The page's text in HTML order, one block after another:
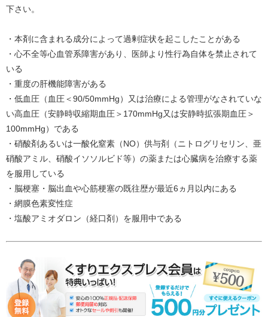
下さい。
・本剤に含まれる成分によって過剰症状を起こしたことがある
・心不全等心血管系障害があり、医師より性行為自体を禁止されて
いる
・重度の肝機能障害がある
・低血圧（血圧＜90/50mmHg）又は治療による管理がなされていな
い高血圧（安静時収縮期血圧＞170mmHg又は安静時拡張期血圧＞
100mmHg）である
・硝酸剤あるいは一酸化窒素（NO）供与剤（ニトログリセリン、亜
硝酸アミル、硝酸イソソルビド等）の薬または心臓病を治療する薬
を服用している
・脳梗塞・脳出血や心筋梗塞の既往歴が最近6ヵ月以内にある
・網膜色素変性症
・塩酸アミオダロン（経口剤）を服用中である